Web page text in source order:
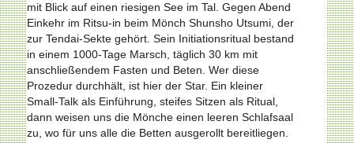
mit Blick auf einen riesigen See im Tal. Gegen Abend
Einkehr im Ritsu-in beim Mönch Shunsho Utsumi, der
zur Tendai-Sekte gehört. Sein Initiationsritual bestand
in einem 1000-Tage Marsch, täglich 30 km mit
anschließendem Fasten und Beten. Wer diese
Prozedur durchhält, ist hier der Star. Ein kleiner
Small-Talk als Einführung, steifes Sitzen als Ritual,
dann weisen uns die Mönche einen leeren Schlafsaal
zu, wo für uns alle die Betten ausgerollt bereitliegen.